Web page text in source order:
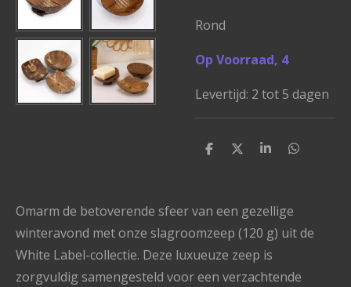
Rond
Op Voorraad, 4
Levertijd: 2 tot 5 dagen
D
D
S
e
D
Omarm de betoverende sfeer van een gezellige
winteravond met onze slagroomzeep (120 g) uit de
White Label-collectie. Deze luxueuze zeep is
zorgvuldig samengesteld voor een verzachtende